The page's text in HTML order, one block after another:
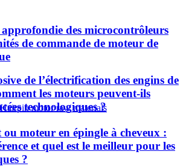
des microcontrôleurs
de commande de moteur de
de l’électrification des engins de
les moteurs peuvent-ils
technologiques ?​
moteur en épingle à cheveux :
et quel est le meilleur pour les
?